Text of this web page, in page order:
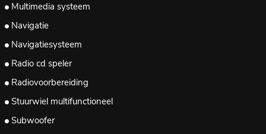
Multimedia systeem
Navigatie
Navigatiesysteem
Radio cd speler
Radiovoorbereiding
Stuurwiel multifunctioneel
Subwoofer